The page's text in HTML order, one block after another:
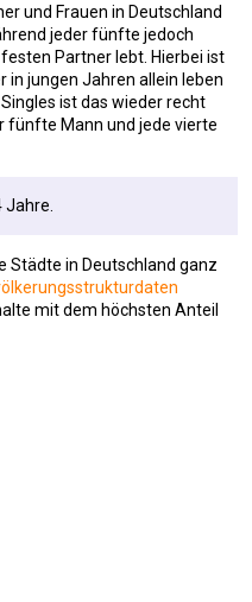
und Frauen in Deutschland
jeder fünfte jedoch
Partner lebt. Hierbei ist
in jungen Jahren allein leben
ist das wieder recht
fünfte Mann und jede vierte
Städte in Deutschland ganz
mit dem höchsten Anteil